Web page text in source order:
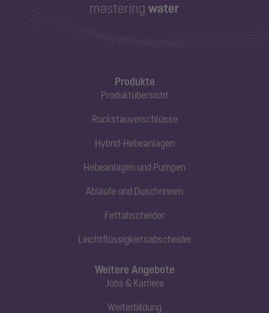
Produkte
Produktübersicht
Rückstauverschlüsse
Hybrid-Hebeanlagen
Hebeanlagen und Pumpen
Abläufe und Duschrinnen
Fettabscheider
Leichtflüssigkeitsabscheider
Weitere Angebote
Jobs & Karriere
Weiterbildung